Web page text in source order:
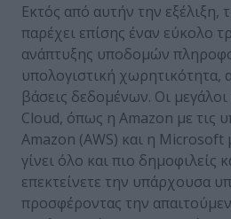
Εκτός από αυτήν την εξέλιξη,
παρέχει επίσης έναν εύκολο
ανάπτυξης υποδομών
υπολογιστική χωρητικότητα,
βάσεις δεδομένων. Οι
Cloud, όπως η Amazon με τις
Amazon (AWS) και η Microsoft
γίνει όλο και πιο δημοφιλείς
επεκτείνετε την υπάρχουσα
προσφέροντας την